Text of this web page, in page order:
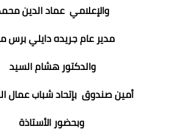
والإعلامي عماد الدين
مدير عام جريده دايلي برس
والدكتور هشام السيد
أمين صندوق بإتحاد شباب عمال
وبحضور الأستاذة